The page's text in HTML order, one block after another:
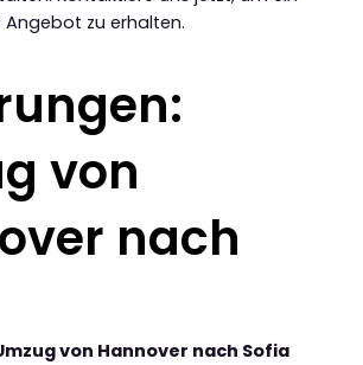
zu erhalten.
von
nach
von Hannover nach Sofia